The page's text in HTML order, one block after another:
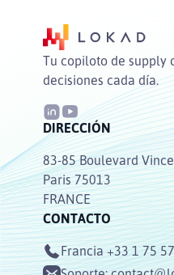
Tu copiloto de supply
decisiones cada día.
DIRECCIÓN
83-85 Boulevard
Paris 75013
FRANCE
CONTACTO
Francia +33 1 75